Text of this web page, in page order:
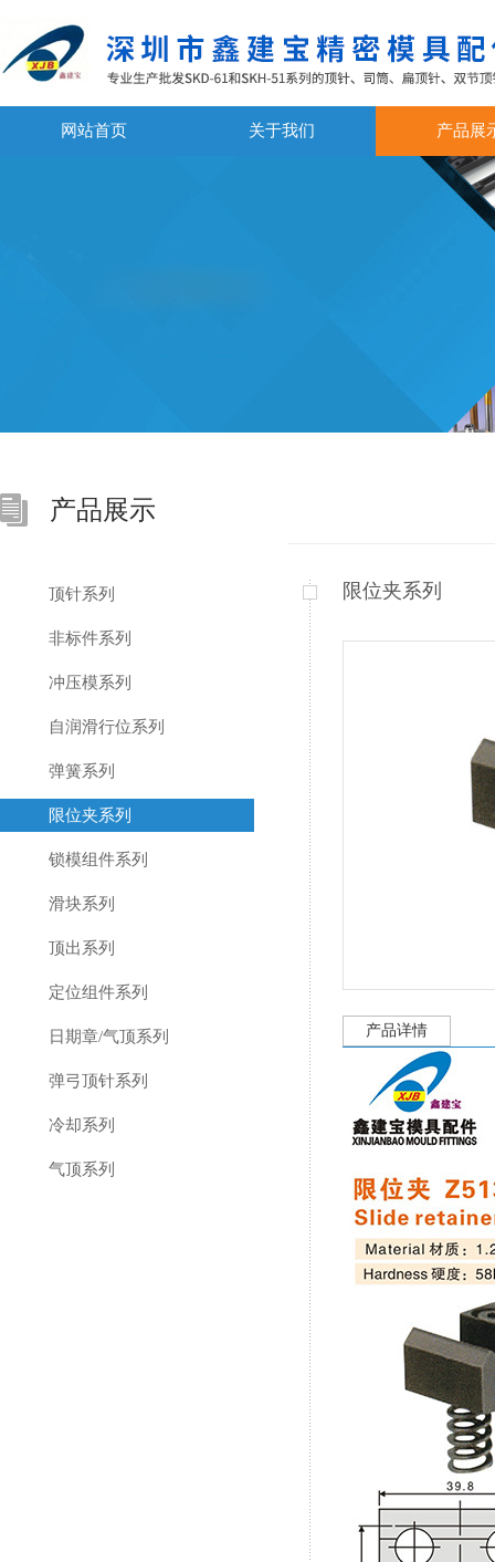
网站首页 关于我们 产品展
产品展示
顶针系列
非标件系列
冲压模系列
自润滑行位系列
弹簧系列
限位夹系列
锁模组件系列
滑块系列
顶出系列
定位组件系列
日期章/气顶系列
弹弓顶针系列
冷却系列
气顶系列
限位夹系列
产品详情